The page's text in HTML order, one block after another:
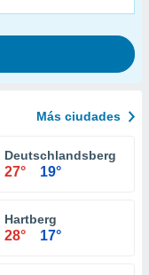
Más ciudades
Deutschlandsberg
27° 19°
Hartberg
28° 17°